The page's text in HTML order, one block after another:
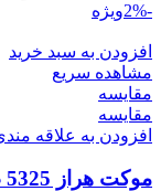
بود.
-2% ویژه
افزودن به سبد خرید
مشاهده سریع
مقایسه
مقایسه
افزودن به علاقه
موکت هراز 5325 ظریف مصور35